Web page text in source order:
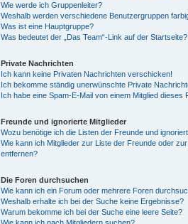
Wie werde ich Gruppenleiter?
Weshalb werden verschiedene Benutzergruppen
Was ist eine Hauptgruppe?
Was bedeutet der „Das Team“-Link auf der Startseite?
Private Nachrichten
Ich kann keine Privaten Nachrichten verschicken!
Ich bekomme ständig unerwünschte Private
Ich habe eine Spam-E-Mail von einem Mitglied dieses
Freunde und ignorierte Mitglieder
Wozu benötige ich die Listen der Freunde und
Wie kann ich Mitglieder zur Liste der Freunde oder
entfernen?
Die Foren durchsuchen
Wie kann ich ein Forum oder mehrere Foren
Weshalb erhalte ich bei der Suche keine Ergebnisse?
Warum bekomme ich bei der Suche eine leere Seite?